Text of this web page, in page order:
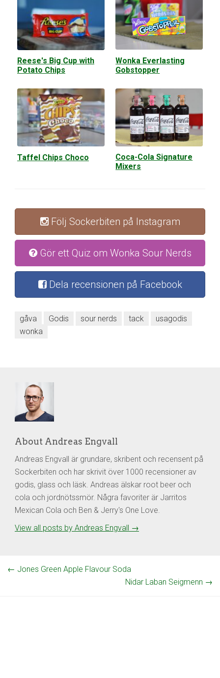
Reese's Big Cup with
Potato Chips
Wonka Everlasting
Gobstopper
Taffel Chips Choco
Coca-Cola Signature
Mixers
Följ Sockerbiten på Instagram
Gör ett Quiz om Wonka Sour Nerds
Dela recensionen på Facebook
gåva Godis sour nerds tack
usagodis
wonka
About Andreas Engvall
Andreas Engvall är grundare, skribent och recensent på
Sockerbiten och har skrivit över 1000 recensioner av
godis, glass och läsk. Andreas älskar root beer och
cola och jordnötssmör. Några favoriter är Jarritos
Mexican Cola och Ben & Jerry's One Love.
View all posts by Andreas Engvall →
← Jones Green Apple Flavour Soda
Nidar Laban Seigmenn →